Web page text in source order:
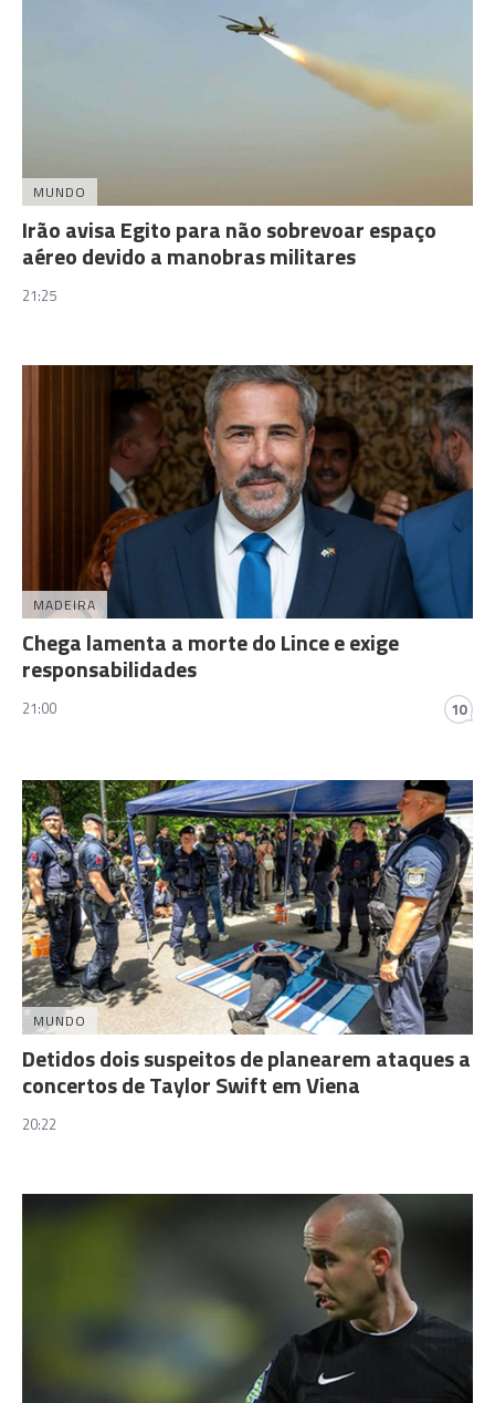
MUNDO
Irão avisa Egito para não sobrevoar espaço
aéreo devido a manobras militares
21:25
MADEIRA
Chega lamenta a morte do Lince e exige
responsabilidades
21:00 10
MUNDO
Detidos dois suspeitos de planearem ataques a
concertos de Taylor Swift em Viena
20:22